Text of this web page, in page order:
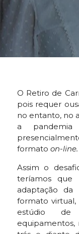
O Retiro de
pois requer
no entanto, no
a
formato on-line.
Assim o
teríamos que
adaptação da
formato
estúdio de
equipamentos,